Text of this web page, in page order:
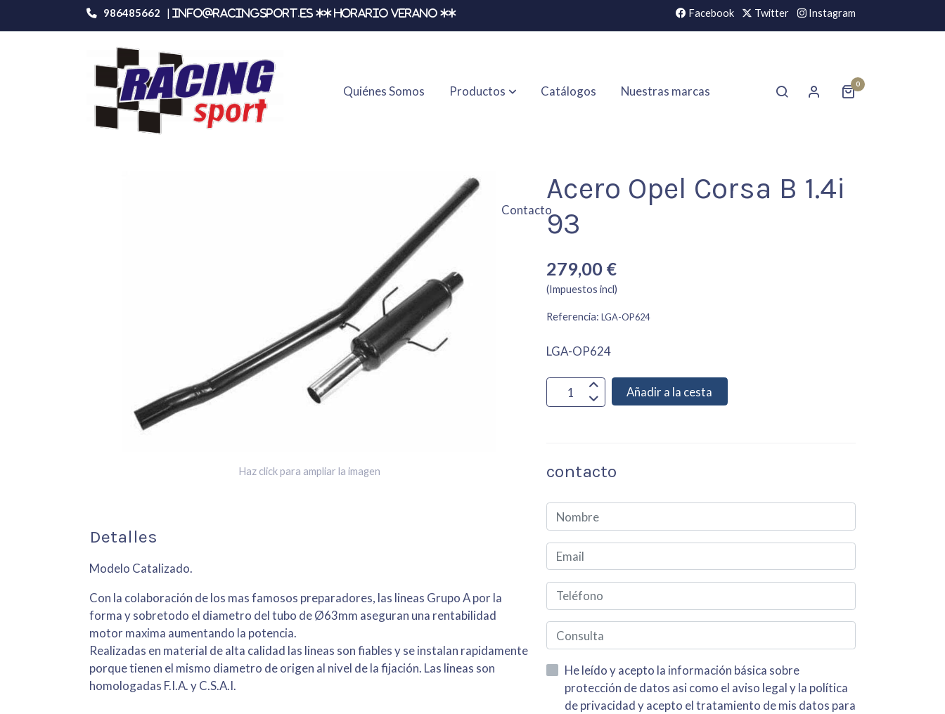
986485662 | info@racingsport.es ** HORARIO VERANO ** Facebook Twitter Instagram
Quiénes Somos Productos Catálogos Nuestras marcas
Contacto
0
Productos Acero Opel Corsa B 1.4i 93
Haz click para ampliar la imagen
Detalles
Modelo Catalizado.
Con la colaboración de los mas famosos preparadores, las lineas Grupo A por la
forma y sobretodo el diametro del tubo de Ø63mm aseguran una rentabilidad
motor maxima aumentando la potencia.
Realizadas en material de alta calidad las lineas son fiables y se instalan rapidamente
porque tienen el mismo diametro de origen al nivel de la fijación. Las lineas son
homologadas F.I.A. y C.S.A.I.
Acero Opel Corsa B 1.4i
93
279,00 €
(Impuestos incl)
Referencia:LGA-OP624
LGA-OP624
Añadir a la cesta
contacto
He leído y acepto la información básica sobre
protección de datos asi como el aviso legal y la política
de privacidad y acepto el tratamiento de mis datos para